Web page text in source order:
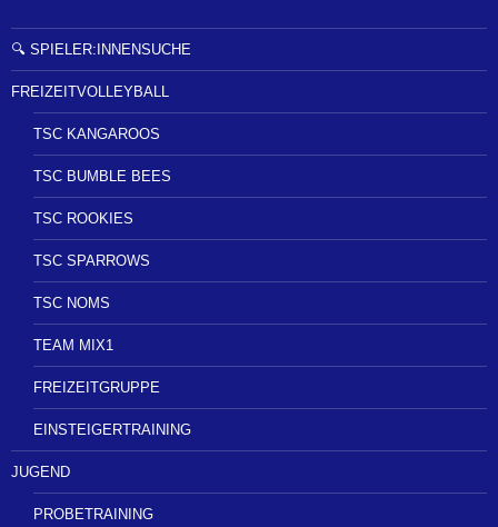
🔍 SPIELER:INNENSUCHE
FREIZEITVOLLEYBALL
TSC KANGAROOS
TSC BUMBLE BEES
TSC ROOKIES
TSC SPARROWS
TSC NOMS
TEAM MIX1
FREIZEITGRUPPE
EINSTEIGERTRAINING
JUGEND
PROBETRAINING